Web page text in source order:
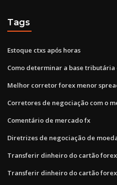
Tags
Estoque ctxs após horas
Como determinar a base tributária
Melhor corretor forex menor
Corretores de negociação com o
Comentário de mercado fx
Diretrizes de negociação de
Transferir dinheiro do cartão
Transferir dinheiro do cartão